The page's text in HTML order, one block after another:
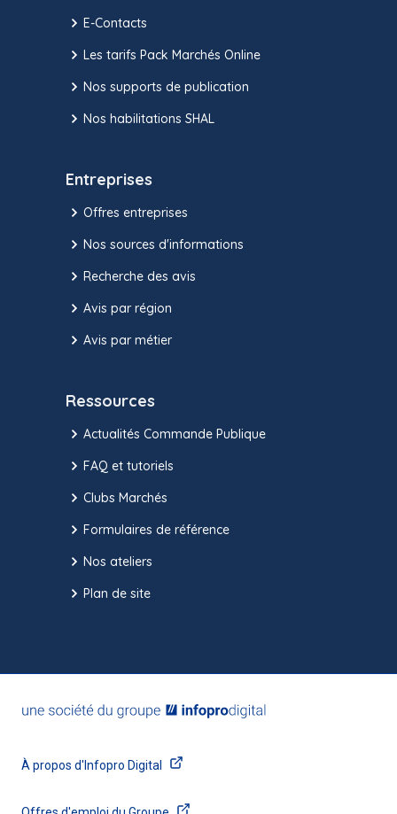
E-Contacts
Les tarifs Pack Marchés Online
Nos supports de publication
Nos habilitations SHAL
Entreprises
Offres entreprises
Nos sources d'informations
Recherche des avis
Avis par région
Avis par métier
Ressources
Actualités Commande Publique
FAQ et tutoriels
Clubs Marchés
Formulaires de référence
Nos ateliers
Plan de site